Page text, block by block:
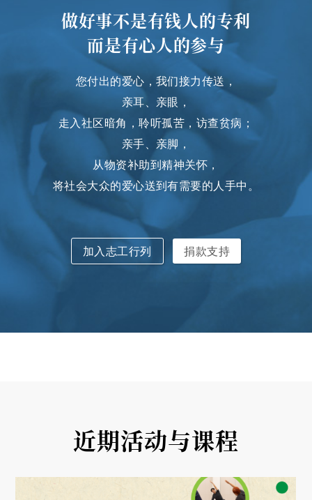
做好事不是有钱人的专利
而是有心人的参与
您付出的爱心，我们接力传送，
亲耳、亲眼，
走入社区暗角，聆听孤苦，访查贫病；
亲手、亲脚，
从物资补助到精神关怀，
将社会大众的爱心送到有需要的人手中。
加入志工行列 捐款支持
近期活动与课程